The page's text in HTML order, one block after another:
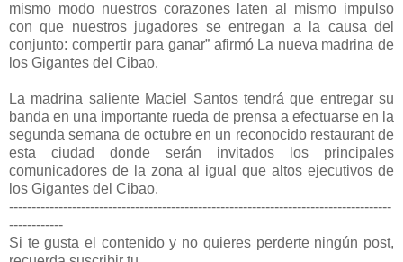
mismo modo nuestros corazones laten al mismo impulso
con que nuestros jugadores se entregan a la causa del
conjunto: compertir para ganar” afirmó La nueva madrina de
los Gigantes del Cibao.
La madrina saliente Maciel Santos tendrá que entregar su
banda en una importante rueda de prensa a efectuarse en la
segunda semana de octubre en un reconocido restaurant de
esta ciudad donde serán invitados los principales
comunicadores de la zona al igual que altos ejecutivos de
los Gigantes del Cibao.
-------------------------------------------------------------------------------------
------------
Si te gusta el contenido y no quieres perderte ningún post,